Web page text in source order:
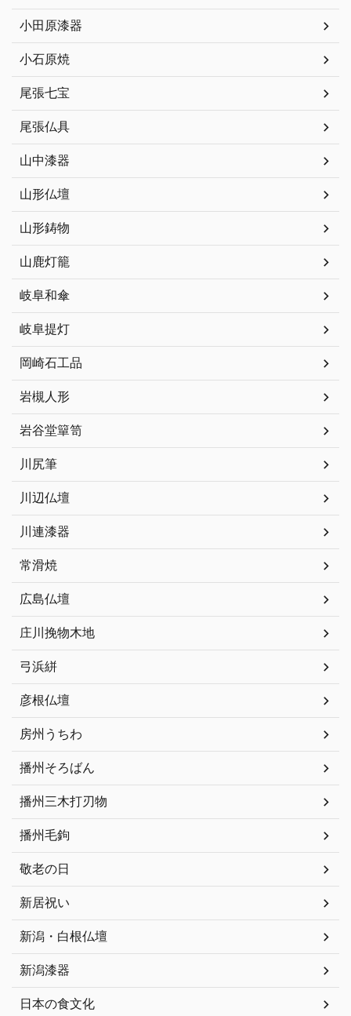
小田原漆器
小石原焼
尾張七宝
尾張仏具
山中漆器
山形仏壇
山形鋳物
山鹿灯籠
岐阜和傘
岐阜提灯
岡崎石工品
岩槻人形
岩谷堂簞笥
川尻筆
川辺仏壇
川連漆器
常滑焼
広島仏壇
庄川挽物木地
弓浜絣
彦根仏壇
房州うちわ
播州そろばん
播州三木打刃物
播州毛鉤
敬老の日
新居祝い
新潟・白根仏壇
新潟漆器
日本の食文化